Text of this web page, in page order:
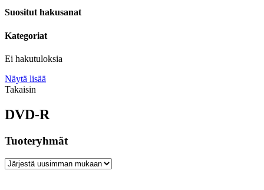
Suositut hakusanat
Kategoriat
Ei hakutuloksia
Näytä lisää
Takaisin
DVD-R
Tuoteryhmät